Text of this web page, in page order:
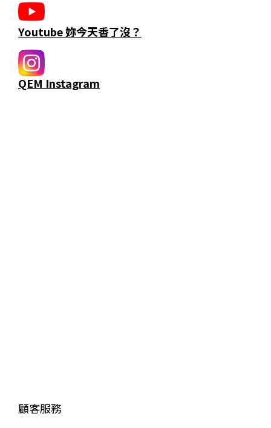
Youtube 妳今天香了沒？
QEM Instagram
顧客服務